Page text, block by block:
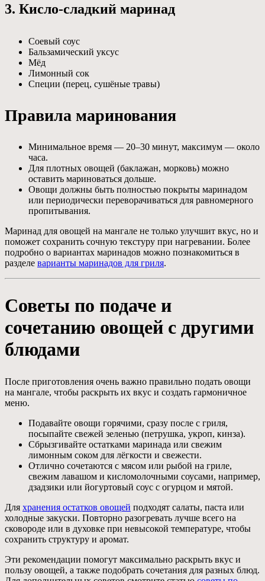
3. Кисло-сладкий маринад
Соевый соус
Бальзамический уксус
Мёд
Лимонный сок
Специи (перец, сушёные травы)
Правила маринования
Минимальное время — 20–30 минут, максимум — около
часа.
Для плотных овощей (баклажан, морковь) можно
оставить мариноваться дольше.
Овощи должны быть полностью покрыты маринадом
или периодически переворачиваться для равномерного
пропитывания.
Маринад для овощей на мангале не только улучшит вкус, но и
поможет сохранить сочную текстуру при нагревании. Более
подробно о вариантах маринадов можно познакомиться в
разделе варианты маринадов для гриля.
Советы по подаче и
сочетанию овощей с другими
блюдами
После приготовления очень важно правильно подать овощи
на мангале, чтобы раскрыть их вкус и создать гармоничное
меню.
Подавайте овощи горячими, сразу после с гриля,
посыпайте свежей зеленью (петрушка, укроп, кинза).
Сбрызгивайте остатками маринада или свежим
лимонным соком для лёгкости и свежести.
Отлично сочетаются с мясом или рыбой на гриле,
свежим лавашом и кисломолочными соусами, например,
дзадзики или йогуртовый соус с огурцом и мятой.
Для хранения остатков овощей подходят салаты, паста или
холодные закуски. Повторно разогревать лучше всего на
сковороде или в духовке при невысокой температуре, чтобы
сохранить структуру и аромат.
Эти рекомендации помогут максимально раскрыть вкус и
пользу овощей, а также подобрать сочетания для разных блюд.